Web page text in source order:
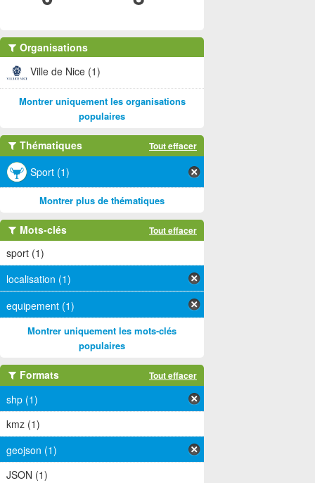
Organisations
Ville de Nice (1)
Montrer uniquement les organisations
populaires
Thématiques Tout effacer
Sport (1)
Montrer plus de thématiques
Mots-clés Tout effacer
sport (1)
localisation (1)
equipement (1)
Montrer uniquement les mots-clés
populaires
Formats Tout effacer
shp (1)
kmz (1)
geojson (1)
JSON (1)